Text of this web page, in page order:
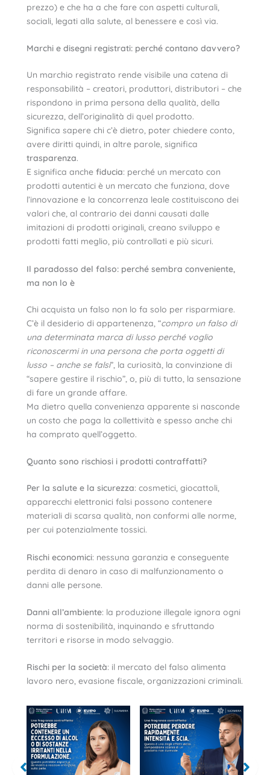
prezzo) e che ha a che fare con aspetti culturali,
sociali, legati alla salute, al benessere e così via.
Marchi e disegni registrati: perché contano davvero?
Un marchio registrato rende visibile una catena di
responsabilità – creatori, produttori, distributori – che
rispondono in prima persona della qualità, della
sicurezza, dell’originalità di quel prodotto.
Significa sapere chi c’è dietro, poter chiedere conto,
avere diritti quindi, in altre parole, significa
trasparenza.
E significa anche fiducia: perché un mercato con
prodotti autentici è un mercato che funziona, dove
l’innovazione e la concorrenza leale costituiscono dei
valori che, al contrario dei danni causati dalle
imitazioni di prodotti originali, creano sviluppo e
prodotti fatti meglio, più controllati e più sicuri.
Il paradosso del falso: perché sembra conveniente,
ma non lo è
Chi acquista un falso non lo fa solo per risparmiare.
C’è il desiderio di appartenenza, “compro un falso di
una determinata marca di lusso perché voglio
riconoscermi in una persona che porta oggetti di
lusso – anche se falsi”, la curiosità, la convinzione di
“sapere gestire il rischio”, o, più di tutto, la sensazione
di fare un grande affare.
Ma dietro quella convenienza apparente si nasconde
un costo che paga la collettività e spesso anche chi
ha comprato quell’oggetto.
Quanto sono rischiosi i prodotti contraffatti?
Per la salute e la sicurezza: cosmetici, giocattoli,
apparecchi elettronici falsi possono contenere
materiali di scarsa qualità, non conformi alle norme,
per cui potenzialmente tossici.
Rischi economici: nessuna garanzia e conseguente
perdita di denaro in caso di malfunzionamento o
danni alle persone.
Danni all’ambiente: la produzione illegale ignora ogni
norma di sostenibilità, inquinando e sfruttando
territori e risorse in modo selvaggio.
Rischi per la società: il mercato del falso alimenta
lavoro nero, evasione fiscale, organizzazioni criminali.